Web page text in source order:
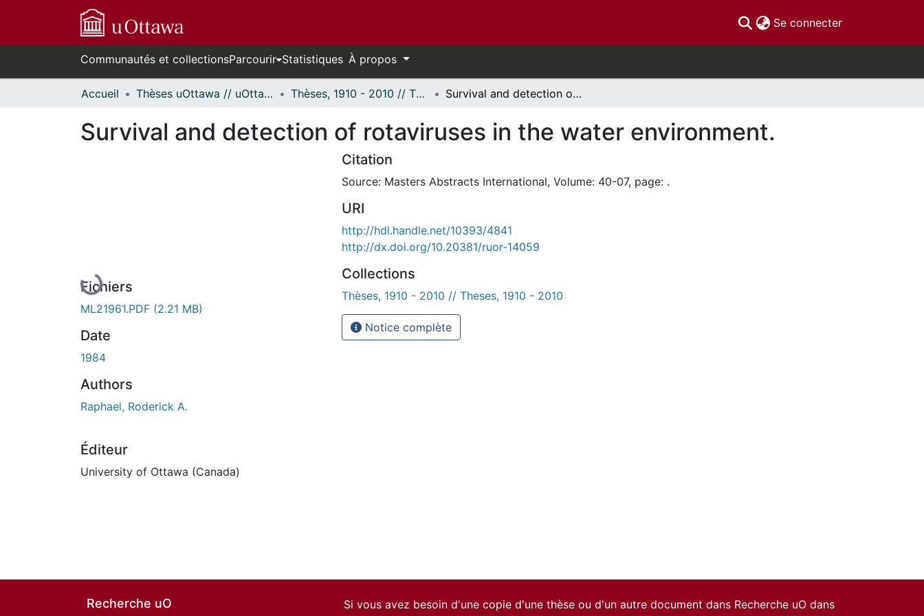
Se connecter(current)
Communautés et collectionsParcourir Statistiques À propos
Accueil Thèses uOttawa // uOttawa Theses Thèses, 1910 - 2010 // Theses, 1910 - 2010 Survival and detection of rotaviruses in the water environment.
Survival and detection of rotaviruses in the water environment.
Fichiers
ML21961.PDF (2.21 MB)
Date
1984
Authors
Raphael, Roderick A.
Éditeur
University of Ottawa (Canada)
Citation
Source: Masters Abstracts International, Volume: 40-07, page: .
URI
http://hdl.handle.net/10393/4841
http://dx.doi.org/10.20381/ruor-14059
Collections
Thèses, 1910 - 2010 // Theses, 1910 - 2010
Notice complète
Recherche uO
Si vous avez besoin d'une copie d'une thèse ou d'un autre document dans Recherche uO dans